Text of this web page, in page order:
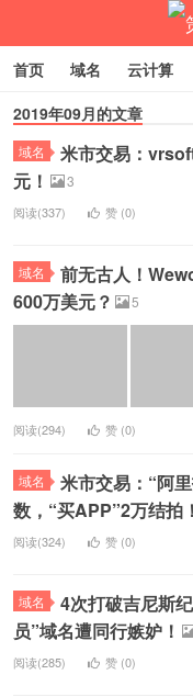
首页 域名 云计算
企业网络营销 商标专利
2019年09月的文章
域名
米市交易：
元！
3
阅读(337) 赞 (0)
域名
前无古人！
600万美元？
5
阅读(294) 赞 (0)
域名
米市交易：“阿
数，“买APP”2万结拍！
阅读(324) 赞 (0)
域名
4次打破吉尼斯
员”域名遭同行嫉妒！
阅读(285) 赞 (0)